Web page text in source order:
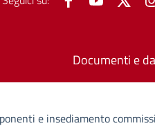
Documenti e
e insediamento